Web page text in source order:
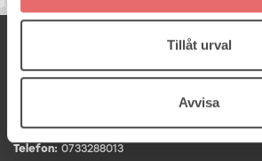
Tillåt urval
Avvisa
Arabygatan 82A, 352 46 Växjö
Telefon: 0733288013